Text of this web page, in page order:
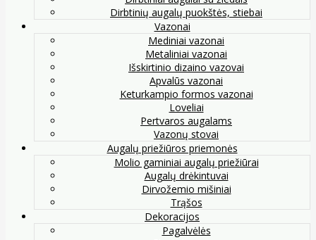
Dirbtinių augalų puokštės, stiebai
Vazonai
Mediniai vazonai
Metaliniai vazonai
Išskirtinio dizaino vazovai
Apvalūs vazonai
Keturkampio formos vazonai
Loveliai
Pertvaros augalams
Vazonų stovai
Augalų priežiūros priemonės
Molio gaminiai augalų priežiūrai
Augalų drėkintuvai
Dirvožemio mišiniai
Trąšos
Dekoracijos
Pagalvėlės